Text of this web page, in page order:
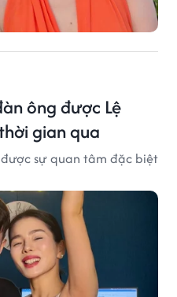
ông được Lệ
gian qua
sự quan tâm đặc biệt